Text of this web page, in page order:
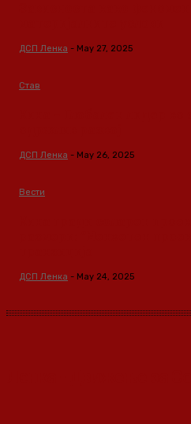
ДСП Ленка - May 27, 2025
Став
ДСП Ленка - May 26, 2025
Вести
ДСП Ленка - May 24, 2025